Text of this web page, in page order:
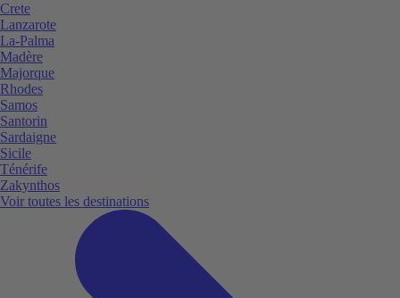
Crete
Lanzarote
La-Palma
Madère
Majorque
Rhodes
Samos
Santorin
Sardaigne
Sicile
Ténérife
Zakynthos
Voir toutes les destinations